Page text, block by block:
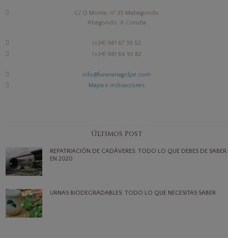
C/ O Monte, nº 35 Mabegondo
Abegondo, A Coruña
(+34) 981 67 35 52
(+34) 981 66 93 82
info@funerariagolpe.com
Mapa e indicaciones
Últimos Post
REPATRIACIÓN DE CADÁVERES: TODO LO QUE DEBES DE SABER
EN 2020
URNAS BIODEGRADABLES: TODO LO QUE NECESITAS SABER